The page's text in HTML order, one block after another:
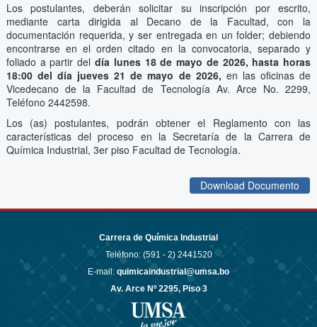
Los postulantes, deberán solicitar su inscripción por escrito,
mediante carta dirigida al Decano de la Facultad, con la
documentación requerida, y ser entregada en un folder; debiendo
encontrarse en el orden citado en la convocatoria, separado y
foliado a partir del día lunes 18 de mayo de 2026, hasta horas
18:00 del día jueves 21 de mayo de 2026, en las oficinas de
Vicedecano de la Facultad de Tecnología Av. Arce No. 2299,
Teléfono 2442598.
Los (as) postulantes, podrán obtener el Reglamento con las
características del proceso en la Secretaría de la Carrera de
Química Industrial, 3er piso Facultad de Tecnología.
Download Documento
Carrera de Química Industrial
Teléfono: (591 - 2) 2441520
E-mail: quimicaindustrial@umsa.bo
Av. Arce Nº 2295, Piso 3